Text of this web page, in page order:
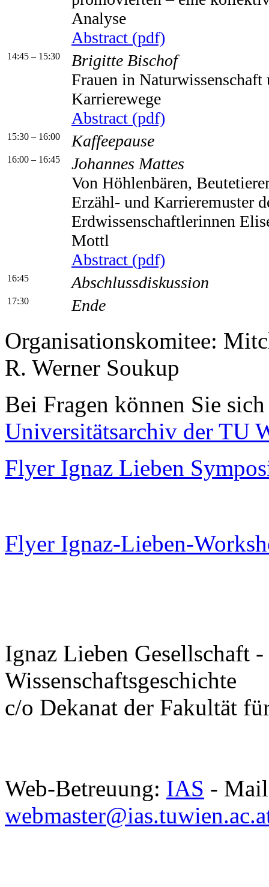
Analyse
Abstract (pdf)
14:45 – 15:30
Brigitte Bischof
Frauen in
Karrierewege
Abstract (pdf)
15:30 – 16:00 Kaffeepause
16:00 – 16:45
Johannes Mattes
Von Höhlenbären,
Erzähl- und Karrieremuster
Erdwissenschaftlerinnen
Mottl
Abstract (pdf)
16:45 Abschlussdiskussion
17:30 Ende
Organisationskomitee:
R. Werner Soukup
Bei Fragen können Sie
Universitätsarchiv der TU
Flyer Ignaz Lieben
Flyer Ignaz-Lieben-
Ignaz Lieben Gesellschaft
Wissenschaftsgeschichte
c/o Dekanat der Fakultät
Web-Betreuung: IAS - Mail